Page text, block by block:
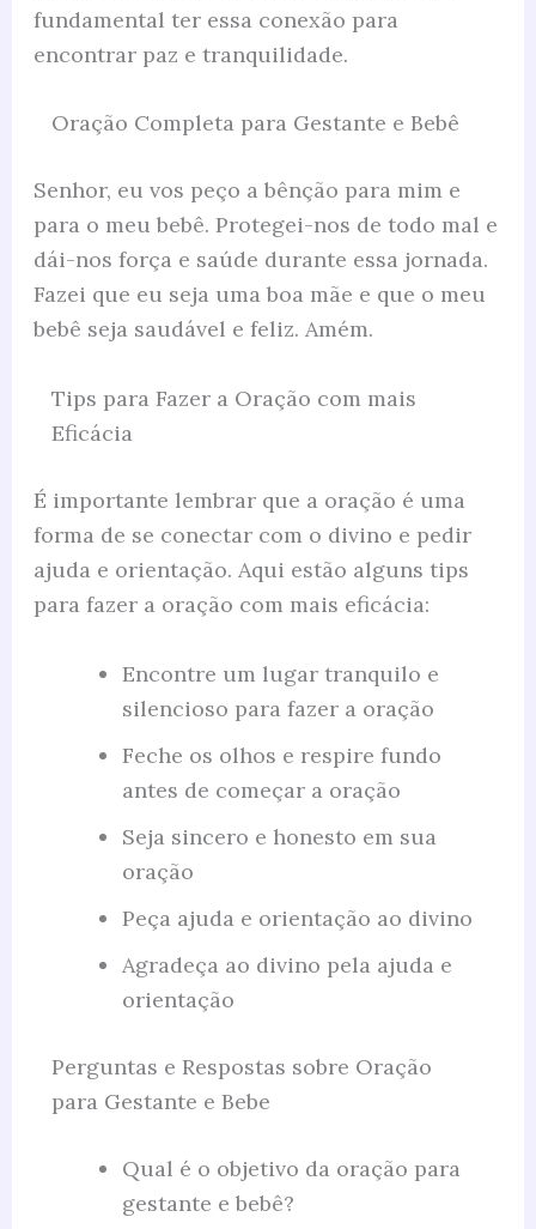
fundamental ter essa conexão para
encontrar paz e tranquilidade.
Oração Completa para Gestante e Bebê
Senhor, eu vos peço a bênção para mim e
para o meu bebê. Protegei-nos de todo mal e
dái-nos força e saúde durante essa jornada.
Fazei que eu seja uma boa mãe e que o meu
bebê seja saudável e feliz. Amém.
Tips para Fazer a Oração com mais
Eficácia
É importante lembrar que a oração é uma
forma de se conectar com o divino e pedir
ajuda e orientação. Aqui estão alguns tips
para fazer a oração com mais eficácia:
Encontre um lugar tranquilo e
silencioso para fazer a oração
Feche os olhos e respire fundo
antes de começar a oração
Seja sincero e honesto em sua
oração
Peça ajuda e orientação ao divino
Agradeça ao divino pela ajuda e
orientação
Perguntas e Respostas sobre Oração
para Gestante e Bebe
Qual é o objetivo da oração para
gestante e bebê?